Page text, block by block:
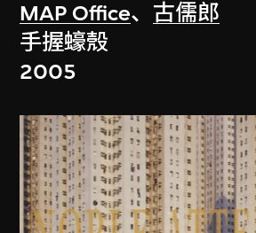
MAP Office、 古儒郎
手握蠔殼
2005